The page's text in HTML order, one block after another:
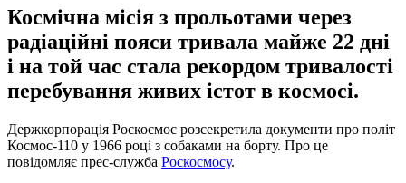
Космічна місія з прольотами через
радіаційні пояси тривала майже 22 дні
і на той час стала рекордом тривалості
перебування живих істот в космосі.
Держкорпорація Роскосмос розсекретила документи про політ
Космос-110 у 1966 році з собаками на борту. Про це
повідомляє прес-служба Роскосмосу.